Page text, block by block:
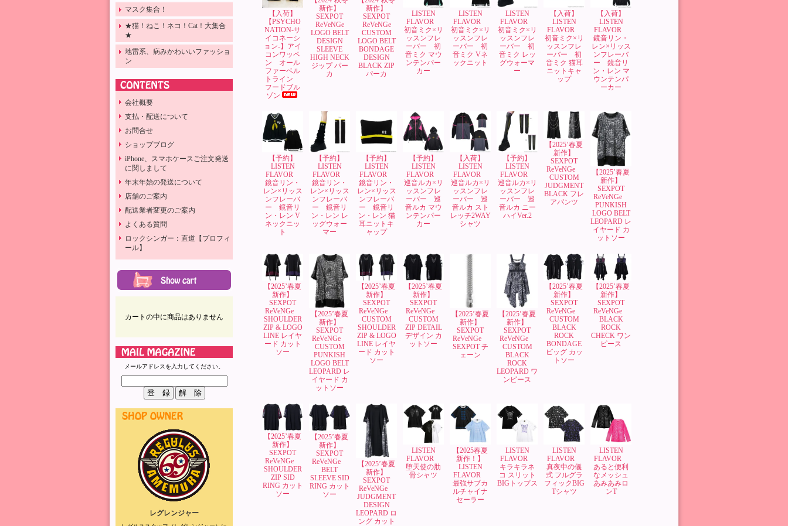
マスク集合！
★猫！ねこ！ネコ！Cat！大集合
★
地雷系、病みかわいいファッショ
ン
会社概要
支払・配送について
お問合せ
ショップブログ
iPhone、スマホケースご注文発送
に関しまして
年末年始の発送について
店舗のご案内
配送業者変更のご案内
よくある質問
ロックシンガー：直道【プロフィ
ール】
カートの中に商品はありません
メールアドレスを入力してください。
レグレンジャー
【入荷】
【PSYCHO
NATION-サ
イコネーシ
ョン-】アイ
コンワッペ
ン オール
ファーベル
トライン
フードブル
ゾン
新作】
SEXPOT
ReVeNGe
LOGO BELT
DESIGN
SLEEVE
HIGH NECK
ジップ パー
カ
新作】
SEXPOT
ReVeNGe
CUSTOM
LOGO BELT
BONDAGE
DESIGN
BLACK ZIP
パーカ
LISTEN
FLAVOR
初音ミク×リ
ッスンフレ
ーバー 初
音ミク マウ
ンテンパー
カー
LISTEN
FLAVOR
初音ミク×リ
ッスンフレ
ーバー 初
音ミク Vネ
ックニット
LISTEN
FLAVOR
初音ミク×リ
ッスンフレ
ーバー 初
音ミク レッ
グウォーマ
ー
【入荷】
LISTEN
FLAVOR
初音ミク×リ
ッスンフレ
ーバー 初
音ミク 猫耳
ニットキャ
ップ
【入荷】
LISTEN
FLAVOR
鏡音リン・
レン×リッス
ンフレーバ
ー 鏡音リ
ン・レン マ
ウンテンパ
ーカー
【予約】
LISTEN
FLAVOR
鏡音リン・
レン×リッス
ンフレーバ
ー 鏡音リ
ン・レン V
ネックニッ
ト
【予約】
LISTEN
FLAVOR
鏡音リン・
レン×リッス
ンフレーバ
ー 鏡音リ
ン・レン レ
ッグウォー
マー
【予約】
LISTEN
FLAVOR
鏡音リン・
レン×リッス
ンフレーバ
ー 鏡音リ
ン・レン 猫
耳ニットキ
ャップ
【予約】
LISTEN
FLAVOR
巡音ルカ×リ
ッスンフレ
ーバー 巡
音ルカ マウ
ンテンパー
カー
【入荷】
LISTEN
FLAVOR
巡音ルカ×リ
ッスンフレ
ーバー 巡
音ルカ スト
レッチ2WAY
シャツ
【予約】
LISTEN
FLAVOR
巡音ルカ×リ
ッスンフレ
ーバー 巡
音ルカ ニー
ハイVer.2
【2025’春夏
新作】
SEXPOT
ReVeNGe
CUSTOM
JUDGMENT
BLACK フレ
アパンツ
【2025’春夏
新作】
SEXPOT
ReVeNGe
PUNKISH
LOGO BELT
LEOPARD レ
イヤード カ
ットソー
【2025’春夏
新作】
SEXPOT
ReVeNGe
SHOULDER
ZIP & LOGO
LINE レイヤ
ード カット
ソー
【2025’春夏
新作】
SEXPOT
ReVeNGe
CUSTOM
PUNKISH
LOGO BELT
LEOPARD レ
イヤード カ
ットソー
【2025’春夏
新作】
SEXPOT
ReVeNGe
CUSTOM
SHOULDER
ZIP & LOGO
LINE レイヤ
ード カット
ソー
【2025’春夏
新作】
SEXPOT
ReVeNGe
CUSTOM
ZIP DETAIL
デザイン カ
ットソー
【2025’春夏
新作】
SEXPOT
ReVeNGe
SEXPOT チ
ェーン
【2025’春夏
新作】
SEXPOT
ReVeNGe
CUSTOM
BLACK
ROCK
LEOPARD ワ
ンピース
【2025’春夏
新作】
SEXPOT
ReVeNGe
CUSTOM
BLACK
ROCK
BONDAGE
ビッグ カッ
トソー
【2025’春夏
新作】
SEXPOT
ReVeNGe
BLACK
ROCK
CHECK ワン
ピース
【2025’春夏
新作】
SEXPOT
ReVeNGe
SHOULDER
ZIP SID
RING カット
ソー
【2025’春夏
新作】
SEXPOT
ReVeNGe
BELT
SLEEVE SID
RING カット
ソー
【2025’春夏
新作】
SEXPOT
ReVeNGe
JUDGMENT
DESIGN
LEOPARD ロ
ング カット
LISTEN
FLAVOR
堕天使の肋
骨シャツ
【2025春夏
新作！】
LISTEN
FLAVOR
最強サブカ
ルチャイナ
セーラー
LISTEN
FLAVOR
キラキラネ
コ スリット
BIGトップス
LISTEN
FLAVOR
真夜中の儀
式 フルグラ
フィックBIG
Tシャツ
LISTEN
FLAVOR
あると便利
なメッシュ
あみあみロ
ンT